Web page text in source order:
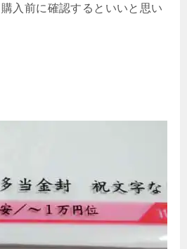
入前に確認するといいと思い